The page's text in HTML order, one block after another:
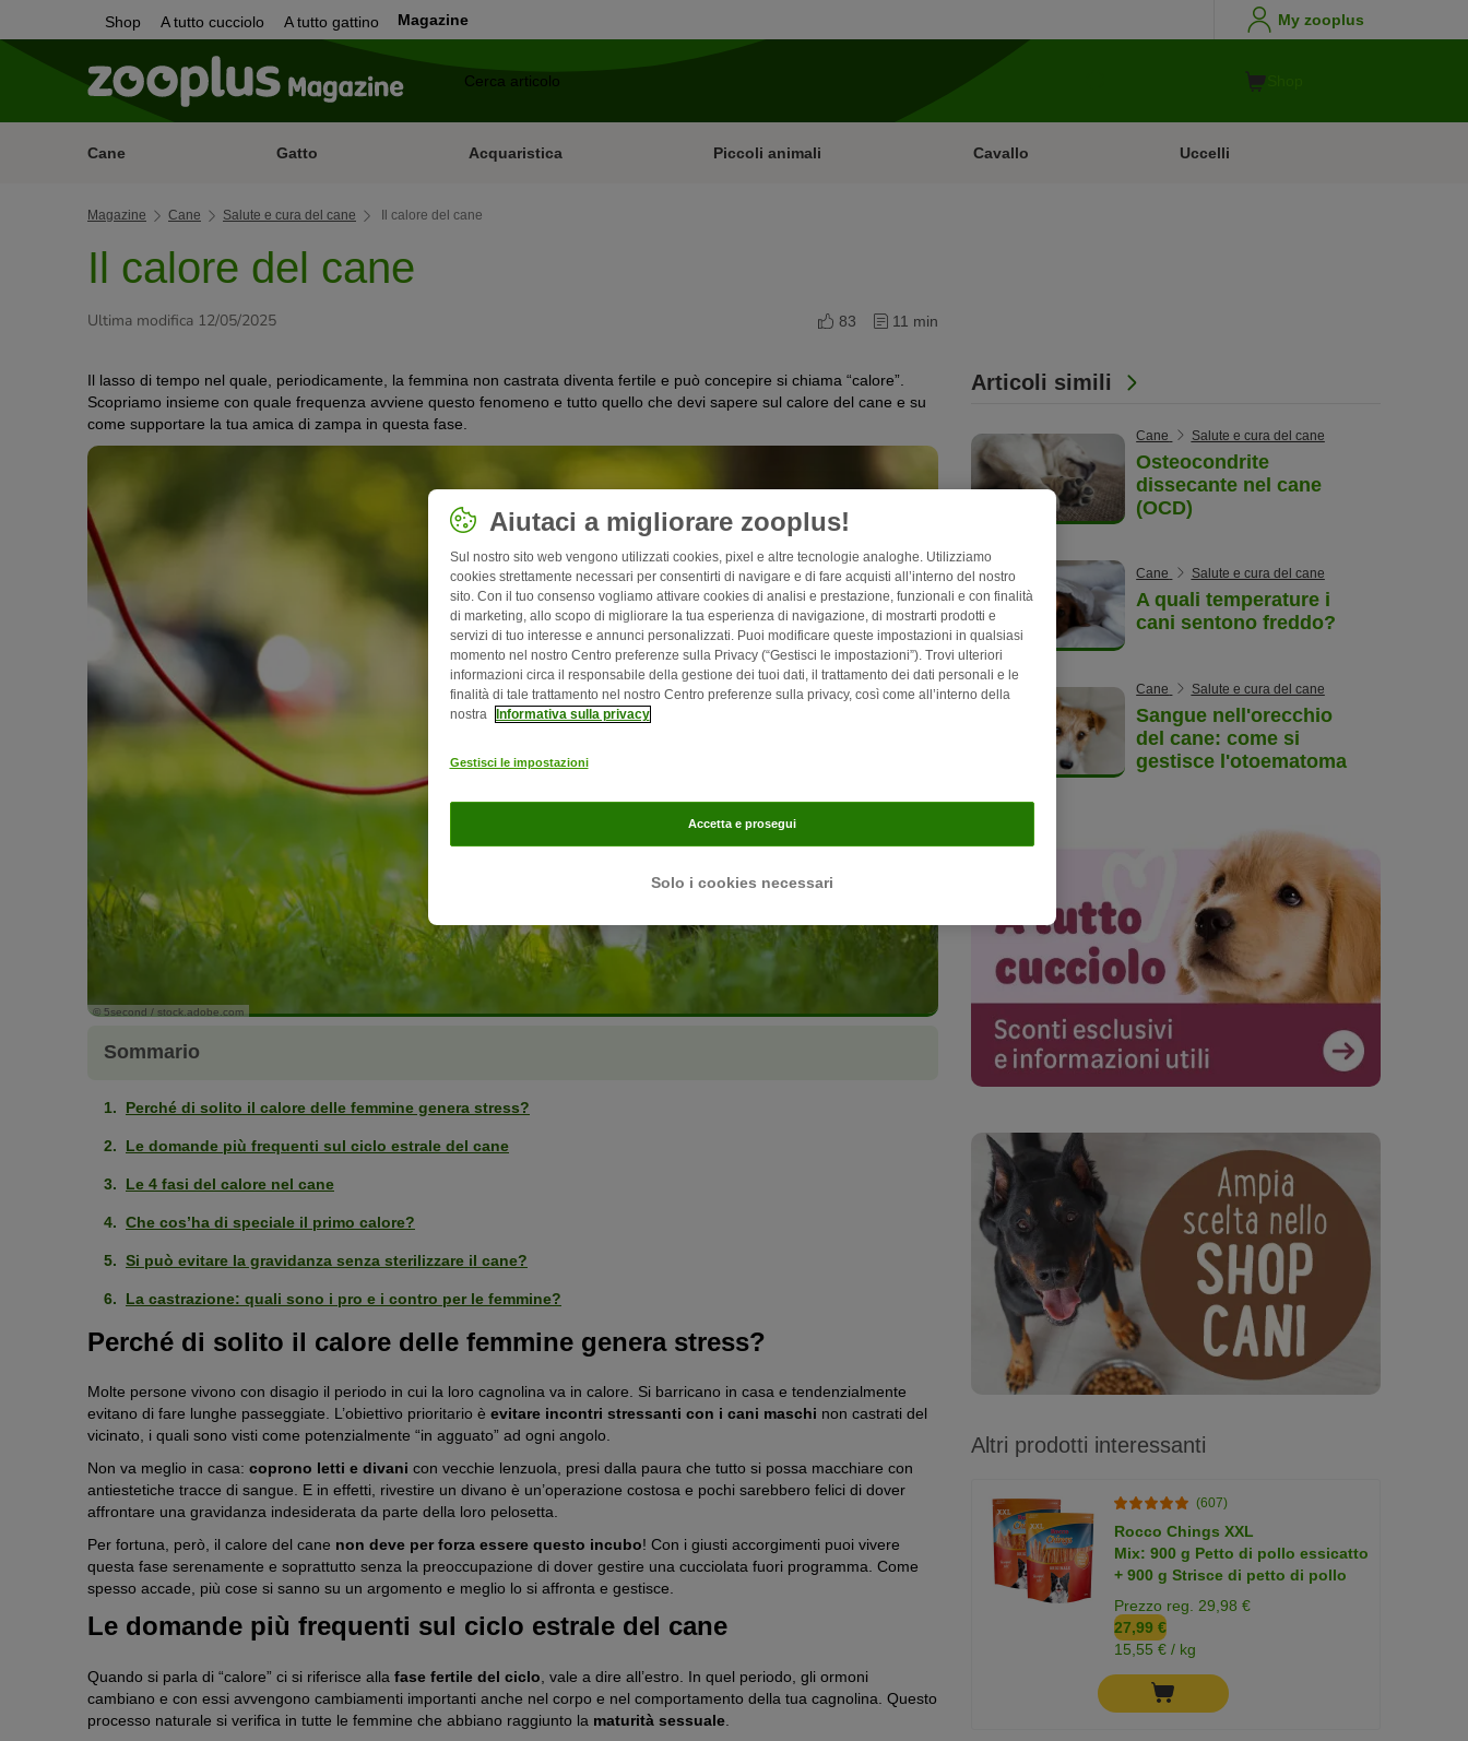
Shop A tutto cucciolo A tutto gattino Magazine My zooplus
Cane Gatto Acquaristica Piccoli animali Cavallo Uccelli
Magazine Cane Salute e cura del cane Il calore del cane
Il calore del cane
Ultima modifica 12/05/2025 83 11 min
Il lasso di tempo nel quale, periodicamente, la femmina non castrata diventa fertile e può concepire si chiama “calore”.
Scopriamo insieme con quale frequenza avviene questo fenomeno e tutto quello che devi sapere sul calore del cane e su
come supportare la tua amica di zampa in questa fase.
© 5second / stock.adobe.com
Sommario
Perché di solito il calore delle femmine genera stress?
Le domande più frequenti sul ciclo estrale del cane
Le 4 fasi del calore nel cane
Che cos’ha di speciale il primo calore?
Si può evitare la gravidanza senza sterilizzare il cane?
La castrazione: quali sono i pro e i contro per le femmine?
Perché di solito il calore delle femmine genera stress?
Molte persone vivono con disagio il periodo in cui la loro cagnolina va in calore. Si barricano in casa e tendenzialmente
evitano di fare lunghe passeggiate. L’obiettivo prioritario è evitare incontri stressanti con i cani maschi non castrati del
vicinato, i quali sono visti come potenzialmente “in agguato” ad ogni angolo.
Non va meglio in casa: coprono letti e divani con vecchie lenzuola, presi dalla paura che tutto si possa macchiare con
antiestetiche tracce di sangue. E in effetti, rivestire un divano è un’operazione costosa e pochi sarebbero felici di dover
affrontare una gravidanza indesiderata da parte della loro pelosetta.
Per fortuna, però, il calore del cane non deve per forza essere questo incubo! Con i giusti accorgimenti puoi vivere
questa fase serenamente e soprattutto senza la preoccupazione di dover gestire una cucciolata fuori programma. Come
spesso accade, più cose si sanno su un argomento e meglio lo si affronta e gestisce.
Le domande più frequenti sul ciclo estrale del cane
Quando si parla di “calore” ci si riferisce alla fase fertile del ciclo , vale a dire all’estro. In quel periodo, gli ormoni
cambiano e con essi avvengono cambiamenti importanti anche nel corpo e nel comportamento della tua cagnolina. Questo
processo naturale si verifica in tutte le femmine che abbiano raggiunto la maturità sessuale
Articoli simili
Cane Salute e cura del cane
Osteocondrite
dissecante nel cane
(OCD)
Cane Salute e cura del cane
A quali temperature i
cani sentono freddo?
Cane Salute e cura del cane
Sangue nell'orecchio
del cane: come si
gestisce l'otoematoma
Altri prodotti interessanti
(607)
Rocco Chings XXL
Mix: 900 g Petto di pollo essicatto
+ 900 g Strisce di petto di pollo
Prezzo reg. 29,98 €
27,99 €
15,55 € / kg
Aiutaci a migliorare zooplus!
Sul nostro sito web vengono utilizzati cookies, pixel e altre tecnologie analoghe. Utilizziamo
cookies strettamente necessari per consentirti di navigare e di fare acquisti all’interno del nostro
sito. Con il tuo consenso vogliamo attivare cookies di analisi e prestazione, funzionali e con finalità
di marketing, allo scopo di migliorare la tua esperienza di navigazione, di mostrarti prodotti e
servizi di tuo interesse e annunci personalizzati. Puoi modificare queste impostazioni in qualsiasi
momento nel nostro Centro preferenze sulla Privacy (“Gestisci le impostazioni”). Trovi ulteriori
informazioni circa il responsabile della gestione dei tuoi dati, il trattamento dei dati personali e le
finalità di tale trattamento nel nostro Centro preferenze sulla privacy, così come all’interno della
nostra
Informativa sulla privacy
Gestisci le impostazioni
Solo i cookies necessari
Accetta e prosegui